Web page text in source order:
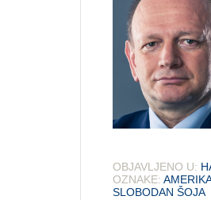
OBJAVLJENO U:
OZNAKE:
SLOBODAN ŠOJA